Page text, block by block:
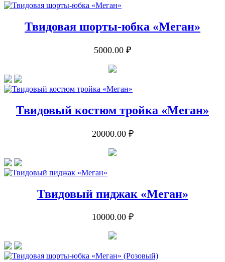
Твидовая шорты-юбка «Меган»
5000.00 ₽
Твидовый костюм тройка «Меган»
20000.00 ₽
Твидовый пиджак «Меган»
10000.00 ₽